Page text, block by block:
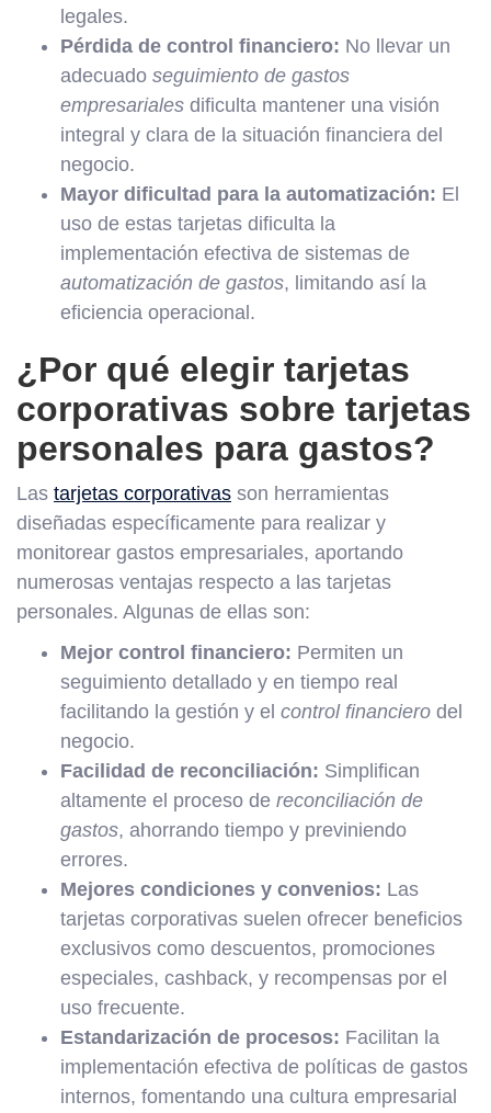
legales.
Pérdida de control financiero: No llevar un
adecuado seguimiento de gastos
empresariales dificulta mantener una visión
integral y clara de la situación financiera del
negocio.
Mayor dificultad para la automatización: El
uso de estas tarjetas dificulta la
implementación efectiva de sistemas de
automatización de gastos, limitando así la
eficiencia operacional.
¿Por qué elegir tarjetas
corporativas sobre tarjetas
personales para gastos?
Las tarjetas corporativas son herramientas
diseñadas específicamente para realizar y
monitorear gastos empresariales, aportando
numerosas ventajas respecto a las tarjetas
personales. Algunas de ellas son:
Mejor control financiero: Permiten un
seguimiento detallado y en tiempo real
facilitando la gestión y el control financiero del
negocio.
Facilidad de reconciliación: Simplifican
altamente el proceso de reconciliación de
gastos, ahorrando tiempo y previniendo
errores.
Mejores condiciones y convenios: Las
tarjetas corporativas suelen ofrecer beneficios
exclusivos como descuentos, promociones
especiales, cashback, y recompensas por el
uso frecuente.
Estandarización de procesos: Facilitan la
implementación efectiva de políticas de gastos
internos, fomentando una cultura empresarial